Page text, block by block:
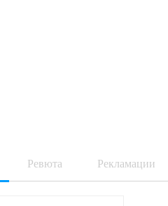
Ревюта Рекламации